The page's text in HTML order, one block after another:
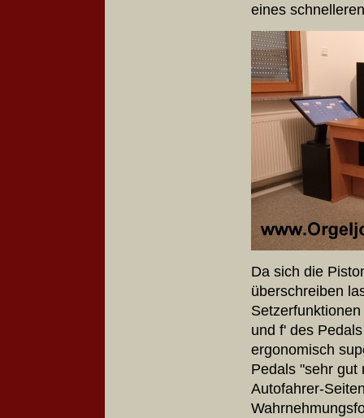
eines
Da sich die
überschreiben
und f' des
ergonomisch
Pedals "sehr gut
Autofahrer-